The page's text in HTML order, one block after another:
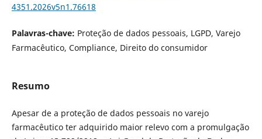
4351.2026v5n1.76618
Palavras-chave: Proteção de dados pessoais, LGPD, Varejo
Farmacêutico, Compliance, Direito do consumidor
Resumo
Apesar de a proteção de dados pessoais no varejo
farmacêutico ter adquirido maior relevo com a promulgação